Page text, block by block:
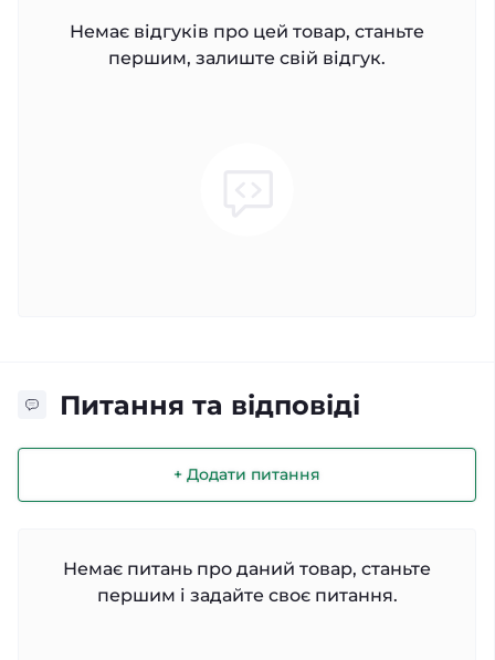
Немає відгуків про цей товар, станьте
першим, залиште свій відгук.
Питання та відповіді
+ Додати питання
Немає питань про даний товар, станьте
першим і задайте своє питання.